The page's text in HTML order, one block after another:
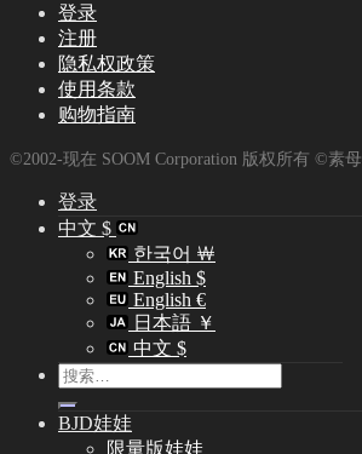
登录
注册
隐私权政策
使用条款
购物指南
©2002-现在 SOOM Corporation 版权所有 ©素母
登录
中文 $
한국어 ￦
English $
English €
日本語 ￥
中文 $
搜
索：
BJD娃娃
限量版娃娃